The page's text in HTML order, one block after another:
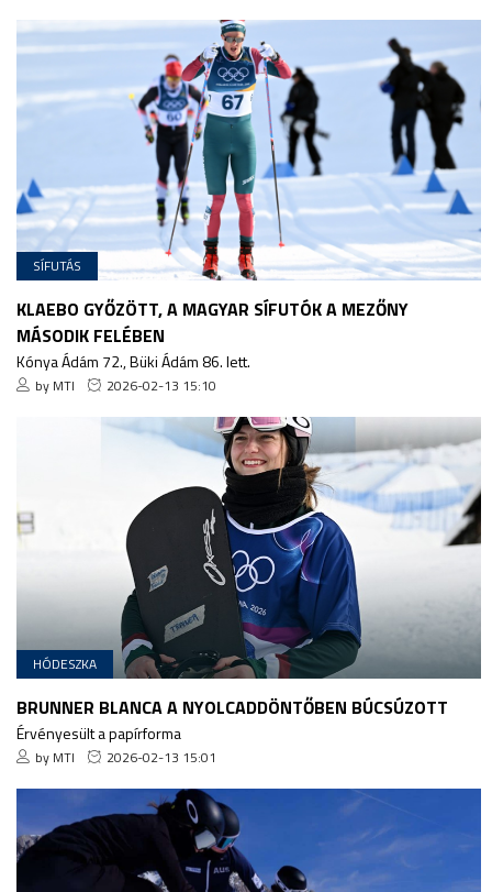
SÍFUTÁS
KLAEBO GYŐZÖTT, A MAGYAR SÍFUTÓK A MEZŐNY
MÁSODIK FELÉBEN
Kónya Ádám 72., Büki Ádám 86. lett.
by MTI 2026-02-13 15:10
HÓDESZKA
BRUNNER BLANCA A NYOLCADDÖNTŐBEN BÚCSÚZOTT
Érvényesült a papírforma
by MTI 2026-02-13 15:01